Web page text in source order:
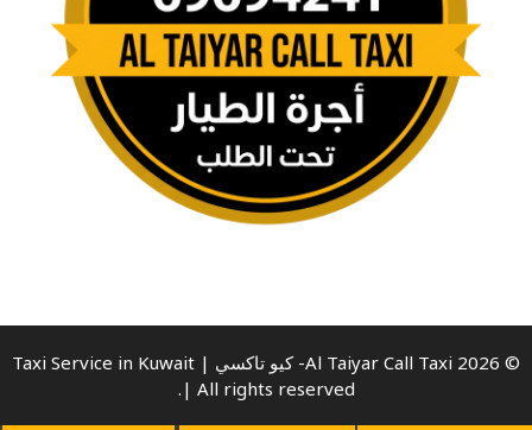
© 2026 Al Taiyar Call Taxi- كيو تاكسي | Taxi Service in Kuwait
| All rights reserved.